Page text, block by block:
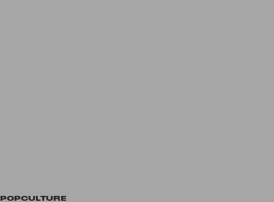
POPCULTURE